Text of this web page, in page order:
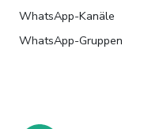
WhatsApp-Kanäle
WhatsApp-Gruppen